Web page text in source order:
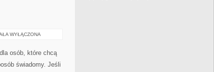
WYŁĄCZONA
osób, które chcą
świadomy. Jeśli